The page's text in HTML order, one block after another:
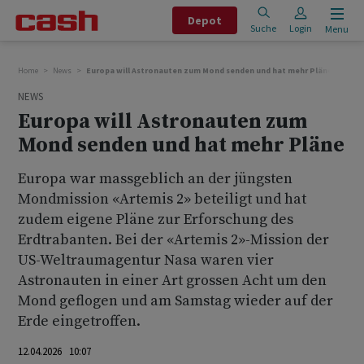
Depot
Suche Login Menu
Home News Europa will Astronauten zum Mond senden und hat mehr Pläne
NEWS
Europa will Astronauten zum
Mond senden und hat mehr Pläne
Europa war massgeblich an der jüngsten
Mondmission «Artemis 2» beteiligt und hat
zudem eigene Pläne zur Erforschung des
Erdtrabanten. Bei der «Artemis 2»-Mission der
US-Weltraumagentur Nasa waren vier
Astronauten in einer Art grossen Acht um den
Mond geflogen und am Samstag wieder auf der
Erde eingetroffen.
12.04.2026 10:07